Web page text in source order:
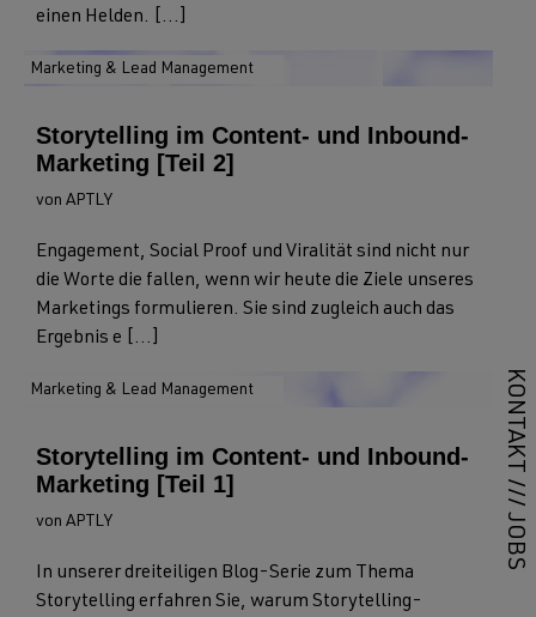
KONTAKT
///
JOBS
einen Helden. [...]
Marketing & Lead Management
Storytelling im Content- und Inbound-
Marketing [Teil 2]
von APTLY
Engagement, Social Proof und Viralität sind nicht nur
die Worte die fallen, wenn wir heute die Ziele unseres
Marketings formulieren. Sie sind zugleich auch das
Ergebnis e [...]
Marketing & Lead Management
Storytelling im Content- und Inbound-
Marketing [Teil 1]
von APTLY
In unserer dreiteiligen Blog-Serie zum Thema
Storytelling erfahren Sie, warum Storytelling-